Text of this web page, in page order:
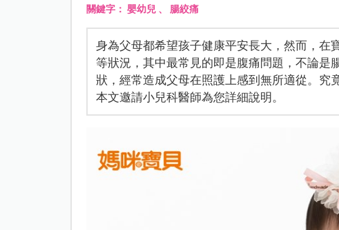
關鍵字： 嬰幼兒、 腸絞痛
身為父母都希望孩子健康平安長大，然而，在
等狀況，其中最常見的即是腹痛問題，不論是
狀，經常造成父母在照護上感到無所適從。究
本文邀請小兒科醫師為您詳細說明。